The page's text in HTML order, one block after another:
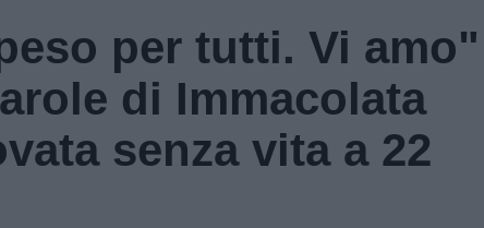
per tutti. Vi amo"
di Immacolata
senza vita a 22